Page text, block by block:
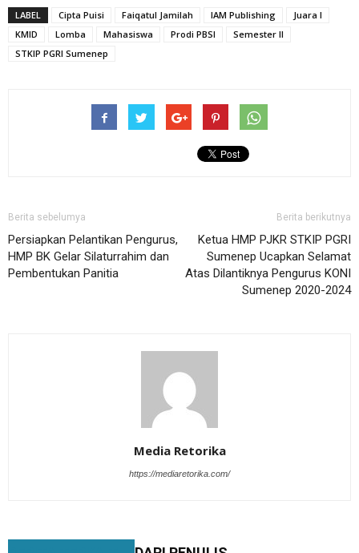
LABEL Cipta Puisi Faiqatul Jamilah IAM Publishing
Juara I
KMID
Lomba Mahasiswa Prodi PBSI
Semester II
STKIP PGRI Sumenep
Berita sebelumya
Persiapkan Pelantikan Pengurus,
HMP BK Gelar Silaturrahim dan
Pembentukan Panitia
Berita berikutnya
Ketua HMP PJKR STKIP PGRI
Sumenep Ucapkan Selamat
Atas Dilantiknya Pengurus KONI
Sumenep 2020-2024
Media Retorika
https://mediaretorika.com/